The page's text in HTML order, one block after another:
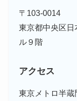
〒103-0014
東京都中央区
ル９階
アクセス
東京メトロ半蔵